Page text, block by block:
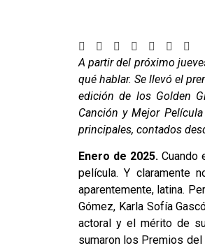
A partir del próximo
qué hablar. Se llevó el
edición de los Golden
Canción y Mejor
principales, contados
Enero de 2025.Cuando
película. Y claramente
aparentemente, latina.
Gómez, Karla Sofía
actoral y el mérito de
sumaron los Premios del